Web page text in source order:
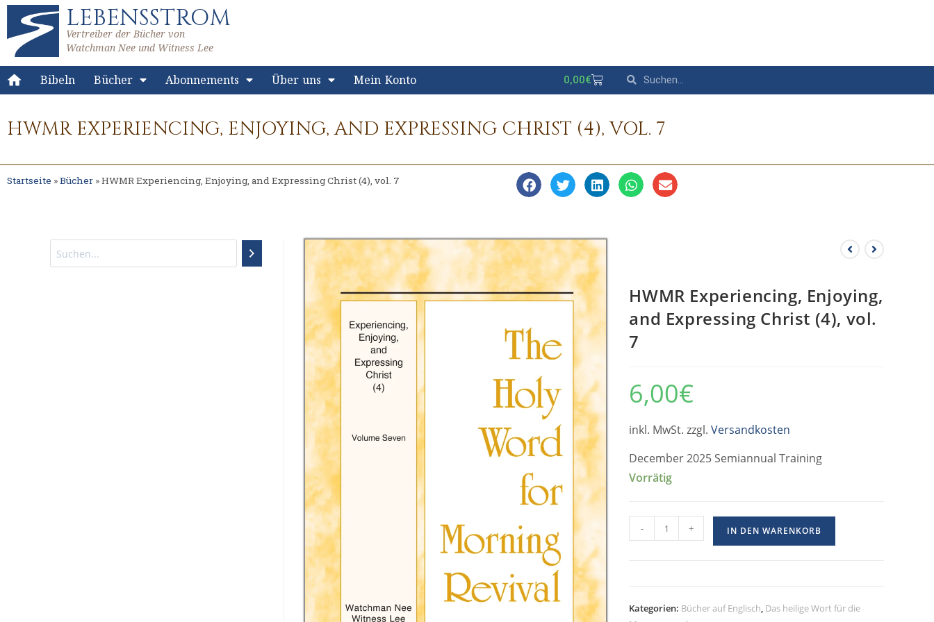
LEBENSSTROM
Vertreiber der Bücher von
Watchman Nee und Witness Lee
Bibeln Bücher Abonnements Über uns Mein Konto 0,00€
HWMR EXPERIENCING, ENJOYING, AND EXPRESSING CHRIST (4), VOL. 7
Startseite »Bücher »HWMR Experiencing, Enjoying, and Expressing Christ (4), vol. 7
HWMR Experiencing, Enjoying,
and Expressing Christ (4), vol.
7
6,00€
inkl. MwSt. zzgl.Versandkosten
December 2025 Semiannual Training
Vorrätig
- + IN DEN WARENKORB
Kategorien: Bücher auf Englisch, Das heilige Wort für die